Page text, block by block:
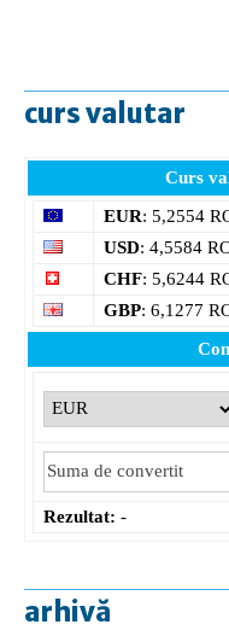
curs valutar
Curs
EUR: 5,2554
USD: 4,5584
CHF: 5,6244
GBP: 6,1277
Rezultat: -
arhivă